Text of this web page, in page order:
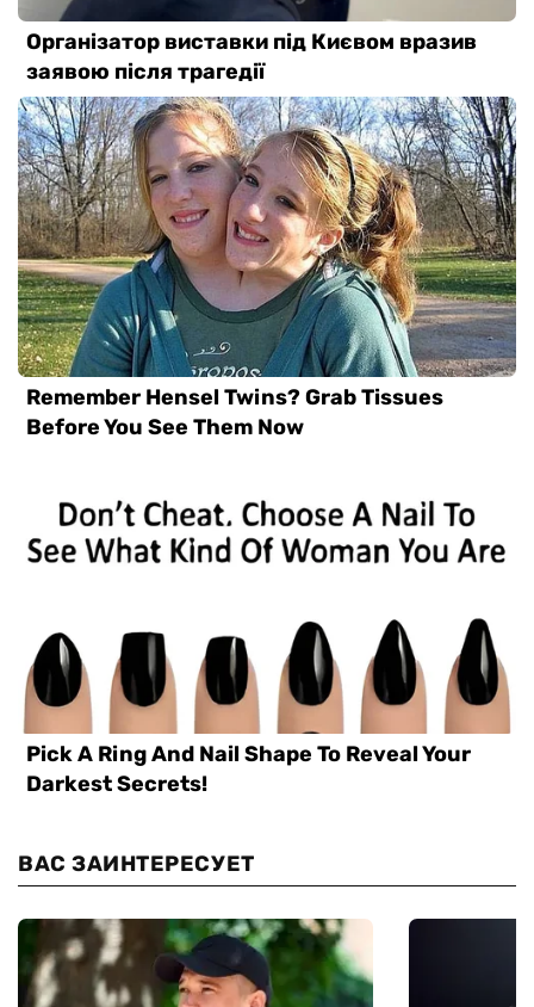
ВАС ЗАИНТЕРЕСУЕТ